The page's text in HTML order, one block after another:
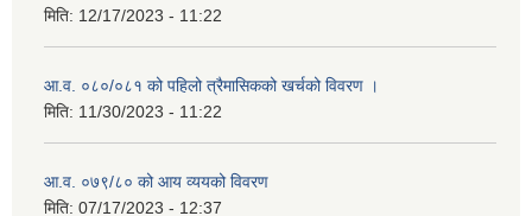
मिति: 12/17/2023 - 11:22
आ.व. ०८०/०८१ को पहिलो त्रैमासिकको खर्चको विवरण ।
मिति: 11/30/2023 - 11:22
आ.व. ०७९/८० को आय व्ययको विवरण
मिति: 07/17/2023 - 12:37